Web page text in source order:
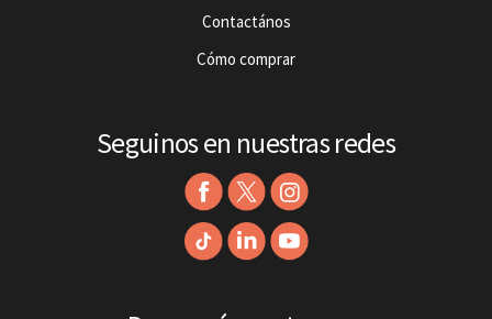
Contactános
Cómo comprar
Seguinos en nuestras redes